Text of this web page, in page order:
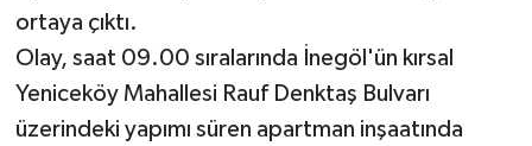
ortaya çıktı.
Olay, saat 09.00 sıralarında İnegöl'ün kırsal
Yeniceköy Mahallesi Rauf Denktaş Bulvarı
üzerindeki yapımı süren apartman inşaatında